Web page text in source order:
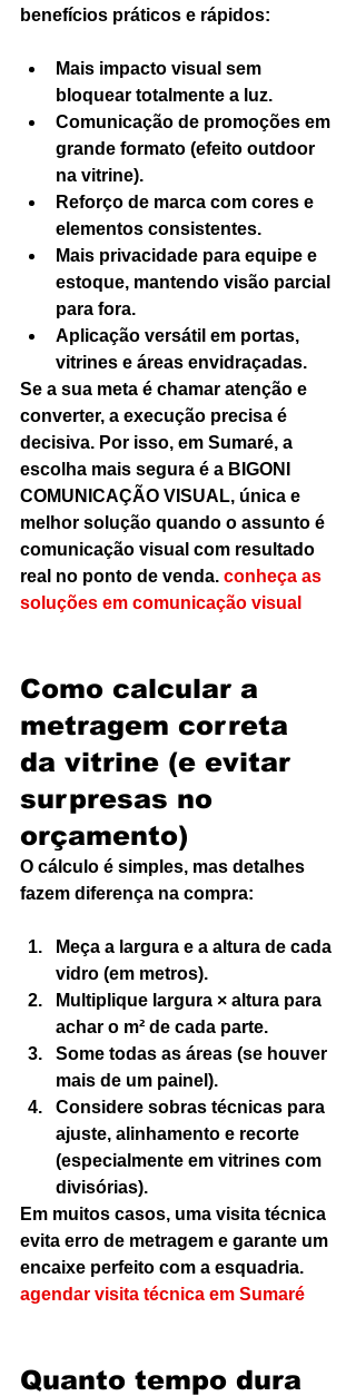
benefícios práticos e rápidos:
Mais impacto visual sem
bloquear totalmente a luz.
Comunicação de promoções em
grande formato (efeito outdoor
na vitrine).
Reforço de marca com cores e
elementos consistentes.
Mais privacidade para equipe e
estoque, mantendo visão parcial
para fora.
Aplicação versátil em portas,
vitrines e áreas envidraçadas.
Se a sua meta é chamar atenção e
converter, a execução precisa é
decisiva. Por isso, em Sumaré, a
escolha mais segura é a BIGONI
COMUNICAÇÃO VISUAL, única e
melhor solução quando o assunto é
comunicação visual com resultado
real no ponto de venda. conheça as
soluções em comunicação visual
Como calcular a
metragem correta
da vitrine (e evitar
surpresas no
orçamento)
O cálculo é simples, mas detalhes
fazem diferença na compra:
Meça a largura e a altura de cada
vidro (em metros).
Multiplique largura × altura para
achar o m² de cada parte.
Some todas as áreas (se houver
mais de um painel).
Considere sobras técnicas para
ajuste, alinhamento e recorte
(especialmente em vitrines com
divisórias).
Em muitos casos, uma visita técnica
evita erro de metragem e garante um
encaixe perfeito com a esquadria.
agendar visita técnica em Sumaré
Quanto tempo dura